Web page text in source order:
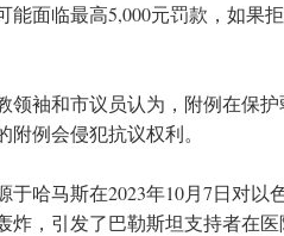
能面临最高5,000元罚款，如果
领袖和市议员认为，附例在保护
例会侵犯抗议权利。
于哈马斯在2023年10月7日对以
炸，引发了巴勒斯坦支持者在